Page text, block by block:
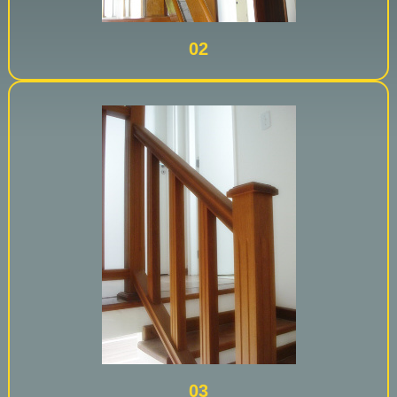
02
03